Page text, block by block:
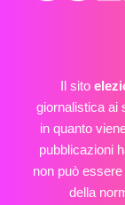
Il sito
giornalistica ai
in quanto
pubblicazioni
non può
della